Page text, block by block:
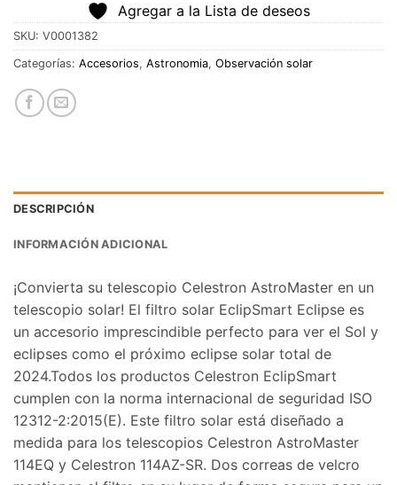
Agregar a la Lista de deseos
SKU: V0001382
Categorías: Accesorios, Astronomia, Observación solar
DESCRIPCIÓN
INFORMACIÓN ADICIONAL
¡Convierta su telescopio Celestron AstroMaster en un
telescopio solar! El filtro solar EclipSmart Eclipse es
un accesorio imprescindible perfecto para ver el Sol y
eclipses como el próximo eclipse solar total de
2024.Todos los productos Celestron EclipSmart
cumplen con la norma internacional de seguridad ISO
12312-2:2015(E). Este filtro solar está diseñado a
medida para los telescopios Celestron AstroMaster
114EQ y Celestron 114AZ-SR. Dos correas de velcro